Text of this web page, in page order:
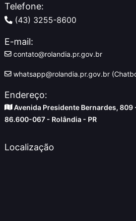
Telefone:
(43) 3255-8600
E-mail:
contato@rolandia.pr.gov.br
whatsapp@rolandia.pr.gov.br
Endereço:
Avenida Presidente Bernardes, 809
86.600-067 - Rolândia - PR
Localização